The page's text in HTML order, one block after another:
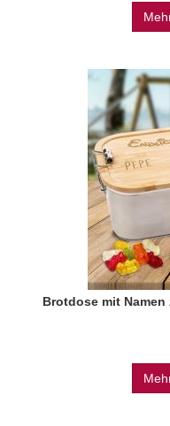
Brotdose mit